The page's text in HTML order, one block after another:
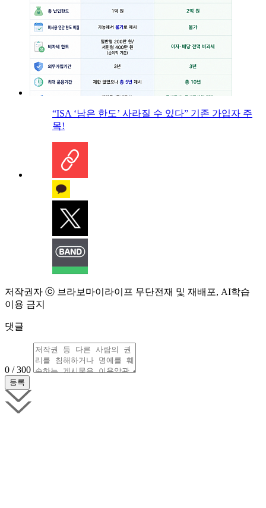
“ISA ‘남은 한도’ 사라질 수 있다” 기존 가입자 주
목!
저작권자 ⓒ 브라보마이라이프 무단전재 및 재배포, AI학습
이용 금지
댓글
0 / 300